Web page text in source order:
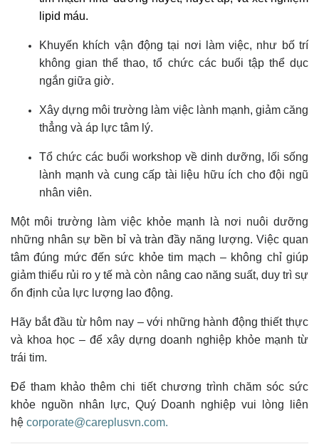
lipid máu.
Khuyến khích vận động tại nơi làm việc, như bố trí
không gian thể thao, tổ chức các buổi tập thể dục
ngắn giữa giờ.
Xây dựng môi trường làm việc lành mạnh, giảm căng
thẳng và áp lực tâm lý.
Tổ chức các buổi workshop về dinh dưỡng, lối sống
lành mạnh và cung cấp tài liệu hữu ích cho đội ngũ
nhân viên.
Một môi trường làm việc khỏe mạnh là nơi nuôi dưỡng
những nhân sự bền bỉ và tràn đầy năng lượng. Việc quan
tâm đúng mức đến sức khỏe tim mạch – không chỉ giúp
giảm thiểu rủi ro y tế mà còn nâng cao năng suất, duy trì sự
ổn định của lực lượng lao động.
Hãy bắt đầu từ hôm nay – với những hành động thiết thực
và khoa học – để xây dựng doanh nghiệp khỏe mạnh từ
trái tim.
Để tham khảo thêm chi tiết chương trình chăm sóc sức
khỏe nguồn nhân lực, Quý Doanh nghiệp vui lòng liên
hệ corporate@careplusvn.com.